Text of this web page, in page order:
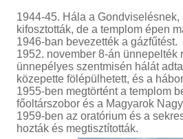
1944-45. Hála a
kifosztották, de a templom épen
1946-ban bevezették a gázfűtést.
1952. november 8-án
ünnepélyes szentmisén hálát
közepette fölépülhetett, és a
1955-ben megtörtént a templom
főoltárszobor és a Magyarok
1959-ben az oratórium és a
hozták és megtisztították.